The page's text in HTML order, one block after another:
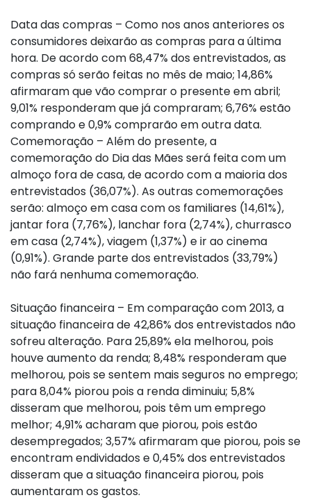
Data das compras – Como nos anos anteriores os
consumidores deixarão as compras para a última
hora. De acordo com 68,47% dos entrevistados, as
compras só serão feitas no mês de maio; 14,86%
afirmaram que vão comprar o presente em abril;
9,01% responderam que já compraram; 6,76% estão
comprando e 0,9% comprarão em outra data.
Comemoração – Além do presente, a
comemoração do Dia das Mães será feita com um
almoço fora de casa, de acordo com a maioria dos
entrevistados (36,07%). As outras comemorações
serão: almoço em casa com os familiares (14,61%),
jantar fora (7,76%), lanchar fora (2,74%), churrasco
em casa (2,74%), viagem (1,37%) e ir ao cinema
(0,91%). Grande parte dos entrevistados (33,79%)
não fará nenhuma comemoração.
Situação financeira – Em comparação com 2013, a
situação financeira de 42,86% dos entrevistados não
sofreu alteração. Para 25,89% ela melhorou, pois
houve aumento da renda; 8,48% responderam que
melhorou, pois se sentem mais seguros no emprego;
para 8,04% piorou pois a renda diminuiu; 5,8%
disseram que melhorou, pois têm um emprego
melhor; 4,91% acharam que piorou, pois estão
desempregados; 3,57% afirmaram que piorou, pois se
encontram endividados e 0,45% dos entrevistados
disseram que a situação financeira piorou, pois
aumentaram os gastos.